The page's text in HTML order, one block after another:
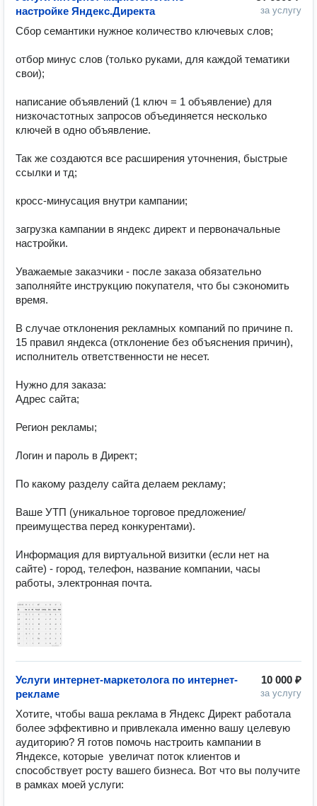
за услугу
настройке Яндекс.Директа
Сбор семантики нужное количество ключевых слов;
отбор минус слов (только руками, для каждой тематики
свои);
написание объявлений (1 ключ = 1 объявление) для
низкочастотных запросов объединяется несколько
ключей в одно объявление.
Так же создаются все расширения уточнения, быстрые
ссылки и тд;
кросс-минусация внутри кампании;
загрузка кампании в яндекс директ и первоначальные
настройки.
Уважаемые заказчики - после заказа обязательно
заполняйте инструкцию покупателя, что бы сэкономить
время.
В случае отклонения рекламных компаний по причине п.
15 правил яндекса (отклонение без объяснения причин),
исполнитель ответственности не несет.
Нужно для заказа:
Адрес сайта;
Регион рекламы;
Логин и пароль в Директ;
По какому разделу сайта делаем рекламу;
Ваше УТП (уникальное торговое предложение/
преимущества перед конкурентами).
Информация для виртуальной визитки (если нет на
сайте) - город, телефон, название компании, часы
работы, электронная почта.
10 000 ₽
за услугу
Услуги интернет-маркетолога по интернет-
рекламе
Хотите, чтобы ваша реклама в Яндекс Директ работала
более эффективно и привлекала именно вашу целевую
аудиторию? Я готов помочь настроить кампании в
Яндексе, которые  увеличат поток клиентов и
способствует росту вашего бизнеса. Вот что вы получите
в рамках моей услуги: